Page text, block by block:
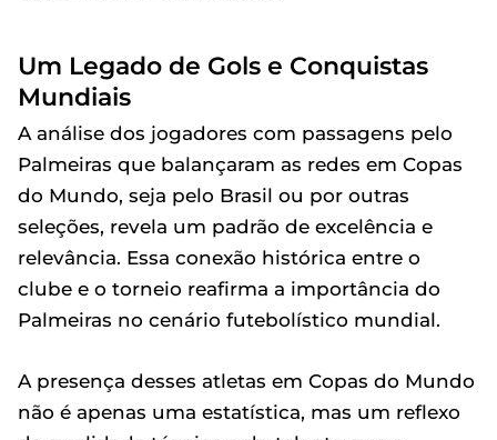
Um Legado de Gols e Conquistas
Mundiais
A análise dos jogadores com passagens pelo
Palmeiras que balançaram as redes em Copas
do Mundo, seja pelo Brasil ou por outras
seleções, revela um padrão de excelência e
relevância. Essa conexão histórica entre o
clube e o torneio reafirma a importância do
Palmeiras no cenário futebolístico mundial.
A presença desses atletas em Copas do Mundo
não é apenas uma estatística, mas um reflexo